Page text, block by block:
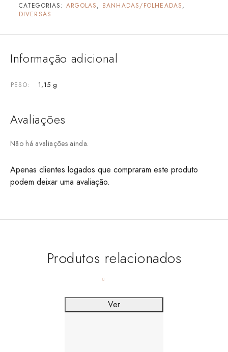
CATEGORIAS: ARGOLAS, BANHADAS/FOLHEADAS,
DIVERSAS
Informação adicional
PESO 1,15 g
Avaliações
Não há avaliações ainda.
Apenas clientes logados que compraram este produto
podem deixar uma avaliação.
Produtos relacionados
Ver